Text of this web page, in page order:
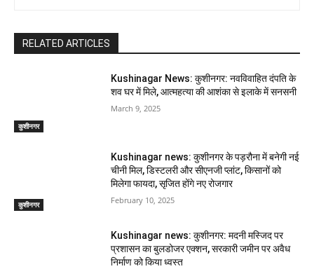
RELATED ARTICLES
कुशीनगर
Kushinagar News: कुशीनगर: नवविवाहित दंपति के
शव घर में मिले, आत्महत्या की आशंका से इलाके में सनसनी
March 9, 2025
कुशीनगर
Kushinagar news: कुशीनगर के पड़रौना में बनेगी नई
चीनी मिल, डिस्टलरी और सीएनजी प्लांट, किसानों को
मिलेगा फायदा, सृजित होंगे नए रोजगार
February 10, 2025
Kushinagar news: कुशीनगर: मदनी मस्जिद पर
प्रशासन का बुलडोजर एक्शन, सरकारी जमीन पर अवैध
निर्माण को किया ध्वस्त